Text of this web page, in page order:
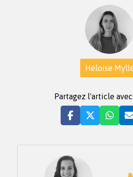
Héloïse
Partagez l'article